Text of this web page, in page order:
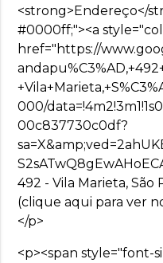
<strong>Endereço</
#0000ff;"><a
href="https://
000/
00c837730c0df?
492 - Vila Marieta, São
(clique aqui para ver
</p>
<p><span style="font-